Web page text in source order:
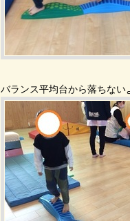
バランス平均台から落ちな